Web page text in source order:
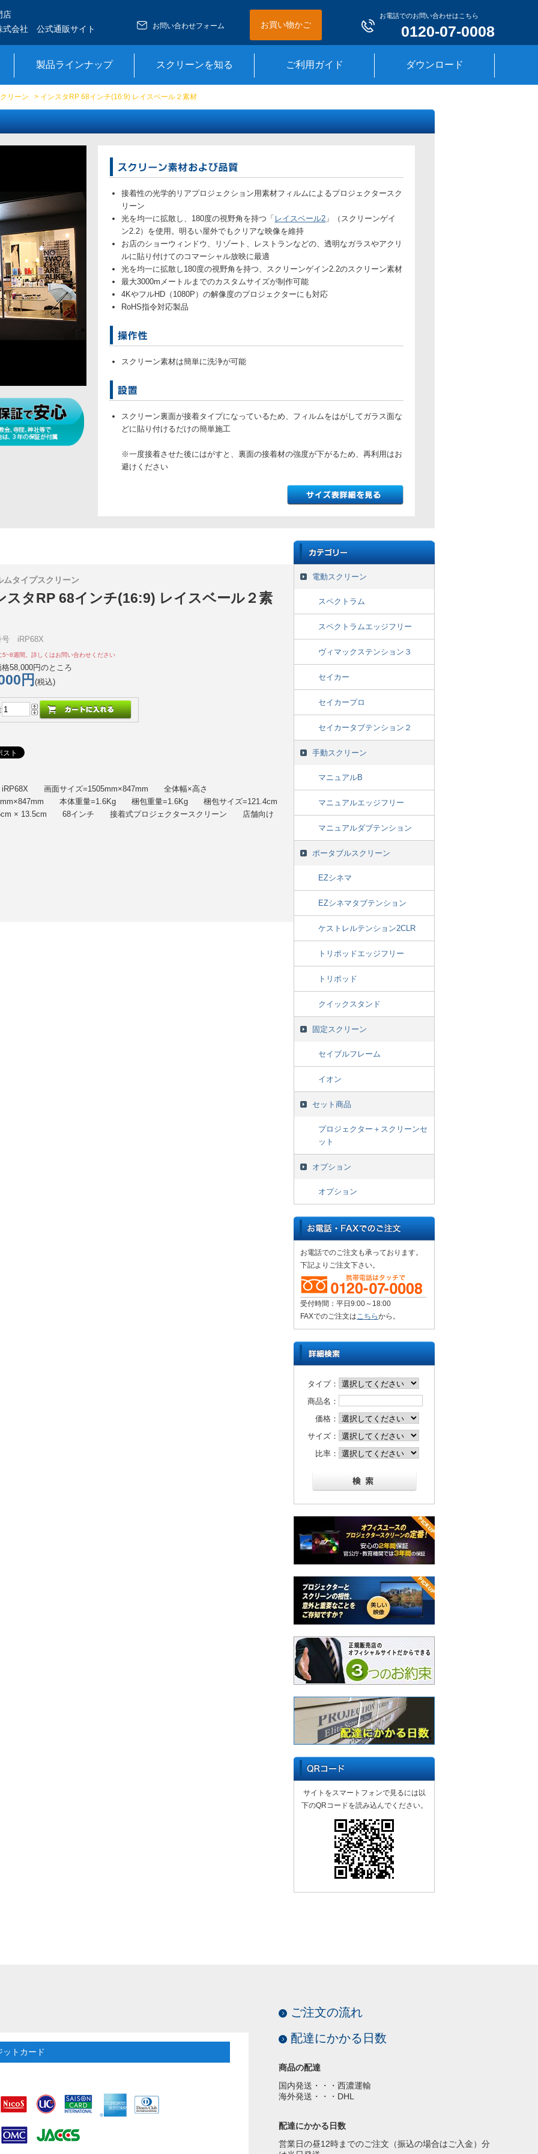
店
式会社 公式通販サイト
お問い合わせフォーム お買い物かご
お電話でのお問い合わせはこちら
0120-07-0008
製品ラインナップ スクリーンを知る ご利用ガイド ダウンロード
リーン > インスタRP 68インチ(16:9) レイスベール２素材
接着性の光学的リアプロジェクション用素材フィルムによるプロジェクタースク
リーン
光を均一に拡散し、180度の視野角を持つ「 レイスベール2 」（スクリーンゲイ
ン2.2）を使用。明るい屋外でもクリアな映像を維持
お店のショーウィンドウ、リゾート、レストランなどの、透明なガラスやアクリ
ルに貼り付けてのコマーシャル放映に最適
光を均一に拡散し180度の視野角を持つ、スクリーンゲイン2.2のスクリーン素材
最大3000mメートルまでのカスタムサイズが制作可能
4KやフルHD（1080P）の解像度のプロジェクターにも対応
RoHS指令対応製品
スクリーン素材は簡単に洗浄が可能
スクリーン裏面が接着タイプになっているため、フィルムをはがしてガラス面な
どに貼り付けるだけの簡単施工
※一度接着させた後にはがすと、裏面の接着材の強度が下がるため、再利用はお
避けください
ムタイプスクリーン
スタRP 68インチ(16:9) レイスベール２素
号 iRP68X
5~8週間。詳しくはお問い合わせください
58,000円のところ
円 (税込)
iRP68X 画面サイズ=1505mm×847mm 全体幅×高さ
本体重量=1.6Kg 梱包重量=1.6Kg 梱包サイズ=121.4cm
× 13.5cm 68インチ 接着式プロジェクタースクリーン 店舗向け
電動スクリーン
スペクトラム
スペクトラムエッジフリー
ヴィマックステンション３
セイカー
セイカープロ
セイカータブテンション２
手動スクリーン
マニュアルB
マニュアルエッジフリー
マニュアルダブテンション
ポータブルスクリーン
EZシネマ
EZシネマタブテンション
ケストレルテンション2CLR
トリポッドエッジフリー
トリポッド
クイックスタンド
固定スクリーン
セイブルフレーム
イオン
セット商品
プロジェクター＋スクリーンセ
ット
オプション
オプション
お電話でのご注文も承っております。
下記よりご注文下さい。
受付時間：平日9:00～18:00
FAXでのご注文はこちらから。
タイプ：
商品名：
価格：
サイズ：
比率：
サイトをスマートフォンで見るには以
下のQRコードを読み込んでください。
ットカード
ご注文の流れ
配達にかかる日数
商品の配達
国内発送・・・西濃運輸
海外発送・・・DHL
配達にかかる日数
営業日の昼12時までのご注文（振込の場合はご入金）分